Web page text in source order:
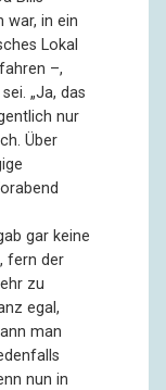
war, in ein
Lokal
–,
„Ja, das
nur
Über
gar keine
fern der
zu
egal,
man
nun in